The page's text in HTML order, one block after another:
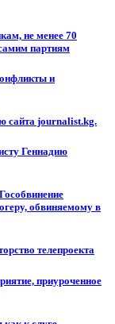
не менее 70
партиям
и
сайта journalist.kg.
Геннадию
обвиняемому в
телепроекта
приуроченное